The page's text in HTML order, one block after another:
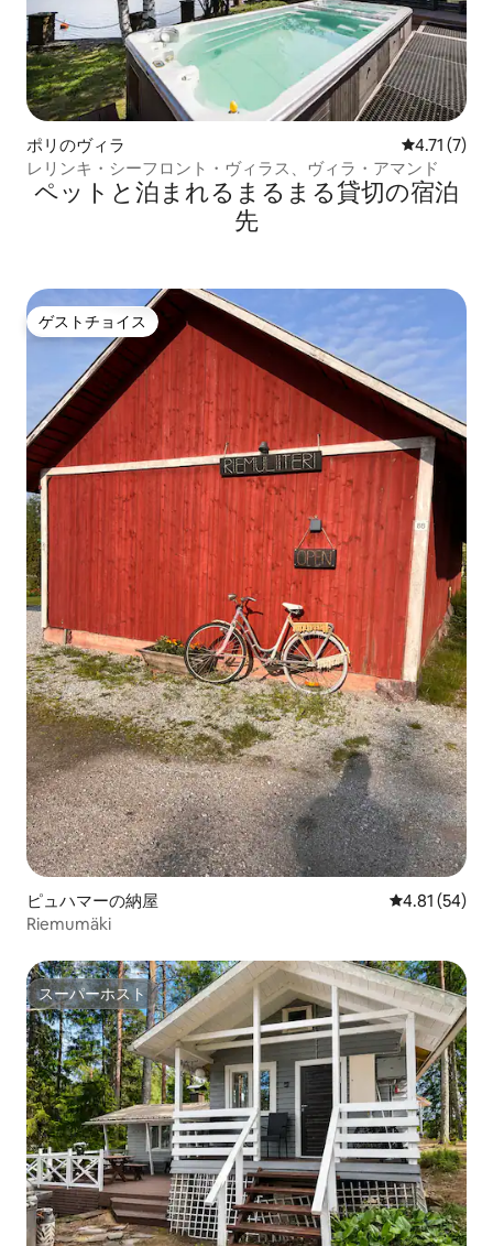
ポリのヴィラ レビュー7
4.71 (7)
レリンキ・シーフロント・ヴィラス、ヴィラ・アマンド
ペットと泊まれるまるまる貸切の宿泊
先
ゲストチョイス
ゲストチョイス
ピュハマーの納屋 レビュー54
4.81 (54)
Riemumäki
スーパーホスト
スーパーホスト